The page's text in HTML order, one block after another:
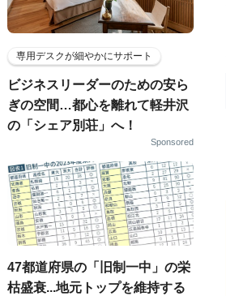
専用デスクが細やかにサポート
ビジネスリーダーのための安ら
ぎの空間…都心を離れて軽井沢
の「シェア別荘」へ！
Sponsored
47都道府県の「旧制一中」の栄
枯盛衰...地元トップを維持する